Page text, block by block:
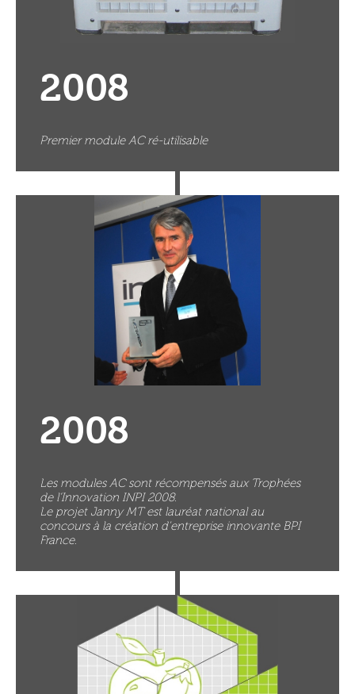
2008
Premier module AC ré-utilisable
2008
Les modules AC sont récompensés aux Trophées
de l’Innovation INPI 2008.
Le projet Janny MT est lauréat national au
concours à la création d'entreprise innovante BPI
France.